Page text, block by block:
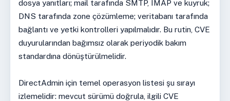
dosya yanıtları; mail tarafında SMTP, IMAP ve kuyruk;
DNS tarafında zone çözümleme; veritabanı tarafında
bağlantı ve yetki kontrolleri yapılmalıdır. Bu rutin, CVE
duyurularından bağımsız olarak periyodik bakım
standardına dönüştürülmelidir.
DirectAdmin için temel operasyon listesi şu sırayı
izlemelidir: mevcut sürümü doğrula, ilgili CVE